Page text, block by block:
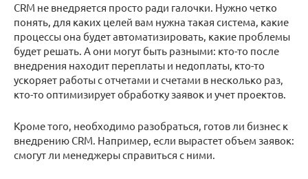
CRM не внедряется просто ради галочки. Нужно четко
понять, для каких целей вам нужна такая система, какие
процессы она будет автоматизировать, какие проблемы
будет решать. А они могут быть разными: кто-то после
внедрения находит переплаты и недоплаты, кто-то
ускоряет работы с отчетами и счетами в несколько раз,
кто-то оптимизирует обработку заявок и учет проектов.
Кроме того, необходимо разобраться, готов ли бизнес к
внедрению CRM. Например, если вырастет объем заявок:
смогут ли менеджеры справиться с ними.